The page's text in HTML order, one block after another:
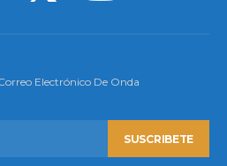
Electrónico De Onda
SUSCRIBETE